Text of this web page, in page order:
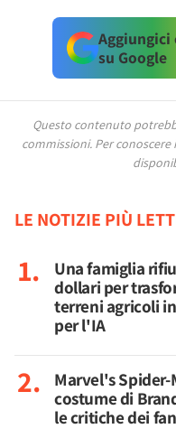
su Google
Questo contenuto
commissioni. Per
LE NOTIZIE PIÙ
Una famiglia
dollari per
terreni agricoli
per l'IA
Marvel's
costume di
le critiche dei fan